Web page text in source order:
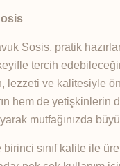
Sosis, pratik
tercih
lezzeti ve kalitesiyle
hem de yetişkinlerin
mutfağınızda
sınıf kalite ile